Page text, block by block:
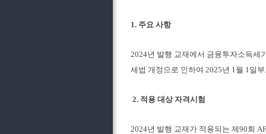
1. 주요 사항
2024년 발행 교재에서 금융투자소득세
세법 개정으로 인하여 2025년 1월 1일
2. 적용 대상 자격시험
2024년 발행 교재가 적용되는 제90회